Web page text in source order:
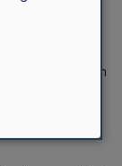
rechtlich